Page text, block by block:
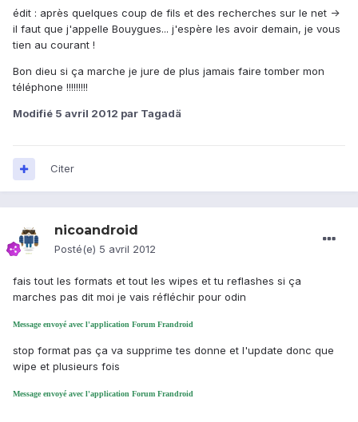
édit : après quelques coup de fils et des recherches sur le net ->
il faut que j'appelle Bouygues... j'espère les avoir demain, je vous
tien au courant !
Bon dieu si ça marche je jure de plus jamais faire tomber mon
téléphone !!!!!!!!!
Modifié 5 avril 2012 par Tagadä
Citer
nicoandroid
Posté(e) 5 avril 2012
fais tout les formats et tout les wipes et tu reflashes si ça
marches pas dit moi je vais réfléchir pour odin
Message envoyé avec l'application Forum Frandroid
stop format pas ça va supprime tes donne et l'update donc que
wipe et plusieurs fois
Message envoyé avec l'application Forum Frandroid